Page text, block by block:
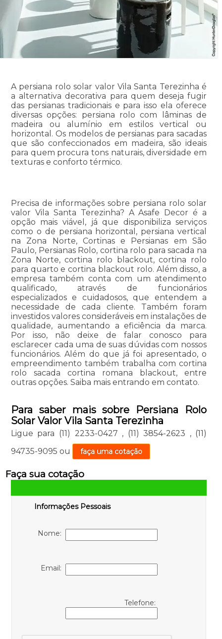
A persiana rolo solar valor Vila Santa Terezinha é
a alternativa decorativa para quem deseja fugir
das persianas tradicionais e para isso ela oferece
diversas opções: persiana rolo com lâminas de
madeira ou alumínio em estilos vertical ou
horizontal. Os modelos de persianas para sacadas
que são confeccionados em madeira, são ideais
para quem procura tons naturais, diversidade em
texturas e conforto térmico.
Precisa de informações sobre persiana rolo solar
valor Vila Santa Terezinha? A Asafe Decor é a
opção mais viável, já que disponibiliza serviços
como o de persiana horizontal, persiana vertical
na Zona Norte, Cortinas e Persianas em São
Paulo, Persianas Rolo, cortina rolo para sacada na
Zona Norte, cortina rolo blackout, cortina rolo
para quarto e cortina blackout rolo. Além disso, a
empresa também conta com um atendimento
qualificado, através de funcionários
especializados e cuidadosos, que entendem a
necessidade de cada cliente. Também foram
investidos valores consideráveis em instalações de
qualidade, aumentando a eficiência da marca.
Por isso, não deixe de falar conosco para
esclarecer cada uma de suas dúvidas com nossos
funcionários. Além do que já foi apresentado, o
empreendimento também trabalha com cortina
rolo sacada cortina romana blackout, entre
outras opções. Saiba mais entrando em contato.
Para saber mais sobre Persiana Rolo
Solar Valor Vila Santa Terezinha
Ligue para (11) 2233-0427 , (11) 3854-2623 , (11)
94735-9095 ou faça uma cotação
Faça sua cotação
Informações Pessoais
Nome:
Email:
Telefone: